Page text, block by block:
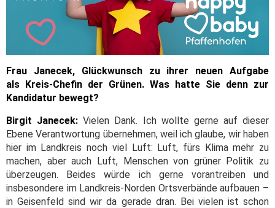
Frau Janecek, Glückwunsch zu ihrer neuen Aufgabe
als Kreis-Chefin der Grünen. Was hatte Sie denn zur
Kandidatur bewegt?
Birgit Janecek: Vielen Dank. Ich wollte gerne auf dieser
Ebene Verantwortung übernehmen, weil ich glaube, wir haben
hier im Landkreis noch viel Luft: Luft, fürs Klima mehr zu
machen, aber auch Luft, Menschen von grüner Politik zu
überzeugen. Beides würde ich gerne vorantreiben und
insbesondere im Landkreis-Norden Ortsverbände aufbauen –
in Geisenfeld sind wir da gerade dran. Bei vielen ist schon